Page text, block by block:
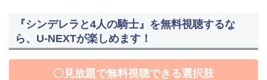
『シンデレラと4人の騎士』を無料視聴するな
ら、U-NEXTが楽しめます！
〇見放題で無料視聴できる選択肢